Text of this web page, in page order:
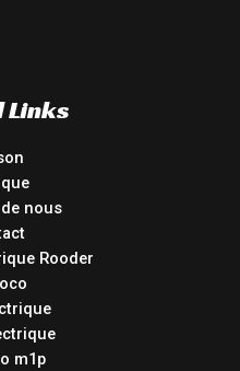
Links
nous
Rooder
m1p